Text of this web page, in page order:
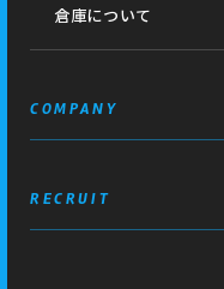
倉庫について
COMPANY
RECRUIT